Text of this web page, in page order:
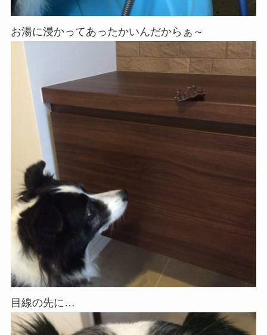
お湯に浸かってあったかいんだからぁ～
目線の先に…